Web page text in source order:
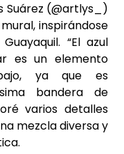
Suárez (@artlys_)
inspirándose
“El azul
es un elemento
ya que es
bandera de
varios detalles
mezcla diversa y